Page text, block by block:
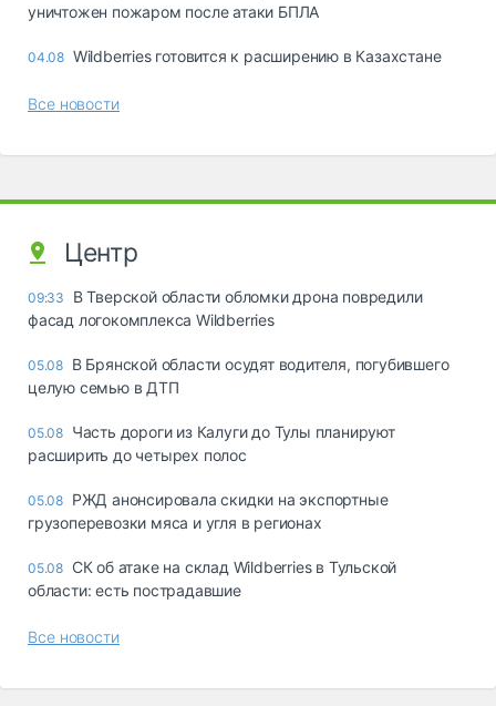
уничтожен пожаром после атаки БПЛА
04.08 Wildberries готовится к расширению в Казахстане
Все новости
Центр
09:33
В Тверской области обломки дрона повредили
фасад логокомплекса Wildberries
05.08 В Брянской области осудят водителя, погубившего
целую семью в ДТП
05.08 Часть дороги из Калуги до Тулы планируют
расширить до четырех полос
05.08 РЖД анонсировала скидки на экспортные
грузоперевозки мяса и угля в регионах
05.08 СК об атаке на склад Wildberries в Тульской
области: есть пострадавшие
Все новости